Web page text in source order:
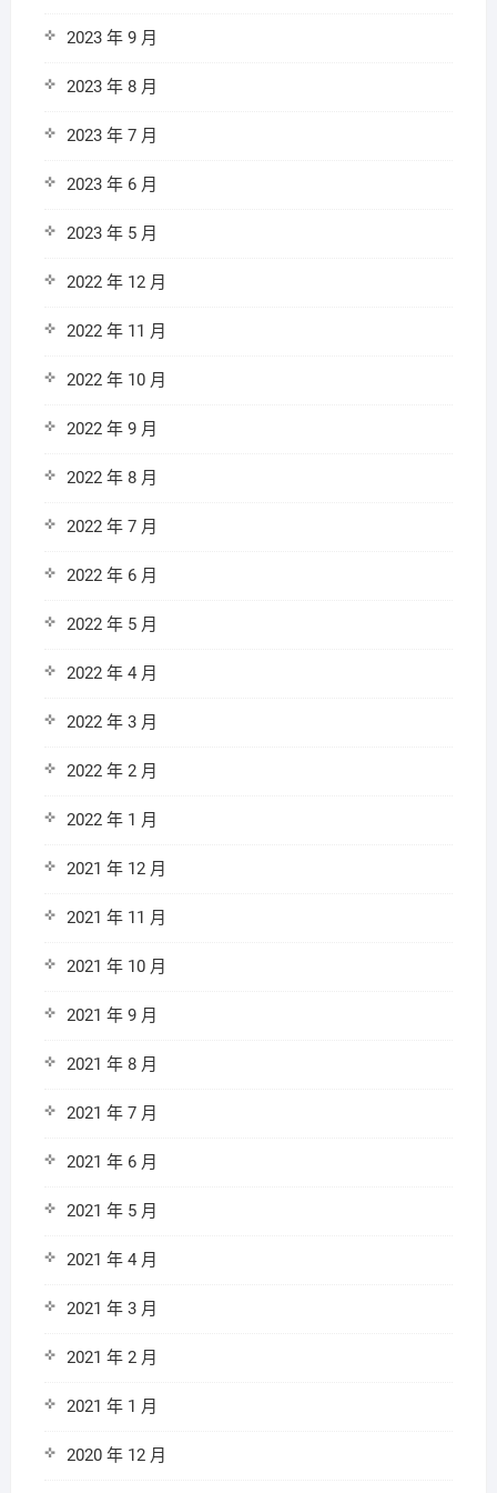
2023 年 9 月
2023 年 8 月
2023 年 7 月
2023 年 6 月
2023 年 5 月
2022 年 12 月
2022 年 11 月
2022 年 10 月
2022 年 9 月
2022 年 8 月
2022 年 7 月
2022 年 6 月
2022 年 5 月
2022 年 4 月
2022 年 3 月
2022 年 2 月
2022 年 1 月
2021 年 12 月
2021 年 11 月
2021 年 10 月
2021 年 9 月
2021 年 8 月
2021 年 7 月
2021 年 6 月
2021 年 5 月
2021 年 4 月
2021 年 3 月
2021 年 2 月
2021 年 1 月
2020 年 12 月